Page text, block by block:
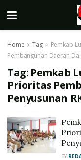
Home Tag
Pemkab
Pembangunan Daerah
Tag: Pemkab
Prioritas
Penyusunan
BY